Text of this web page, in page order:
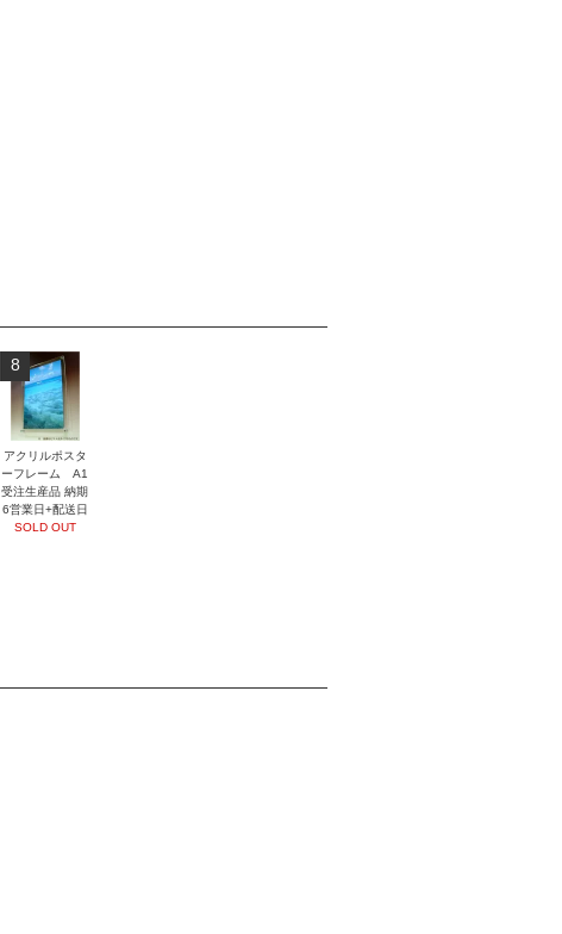
8
アクリルポスタ
ーフレーム A1
受注生産品 納期
6営業日+配送日
SOLD OUT